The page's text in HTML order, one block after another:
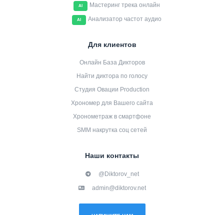
AI Мастеринг трека онлайн
AI Анализатор частот аудио
Для клиентов
Онлайн База Дикторов
Найти диктора по голосу
Студия Овации Production
Хрономер для Вашего сайта
Хронометраж в смартфоне
SMM накрутка соц сетей
Наши контакты
@Diktorov_net
admin@diktorov.net